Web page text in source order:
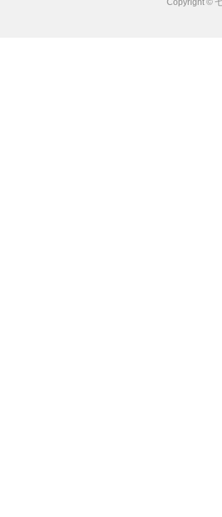
Copyright ©